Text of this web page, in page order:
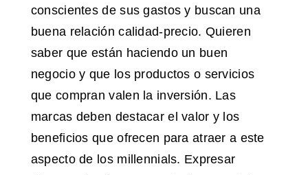
conscientes de sus gastos y buscan una
buena relación calidad-precio. Quieren
saber que están haciendo un buen
negocio y que los productos o servicios
que compran valen la inversión. Las
marcas deben destacar el valor y los
beneficios que ofrecen para atraer a este
aspecto de los millennials. Expresar